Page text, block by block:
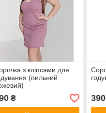
з кліпсами для
(пильний
₴ 390